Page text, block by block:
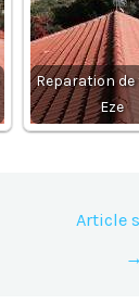
Reparation
Eze
Article
→